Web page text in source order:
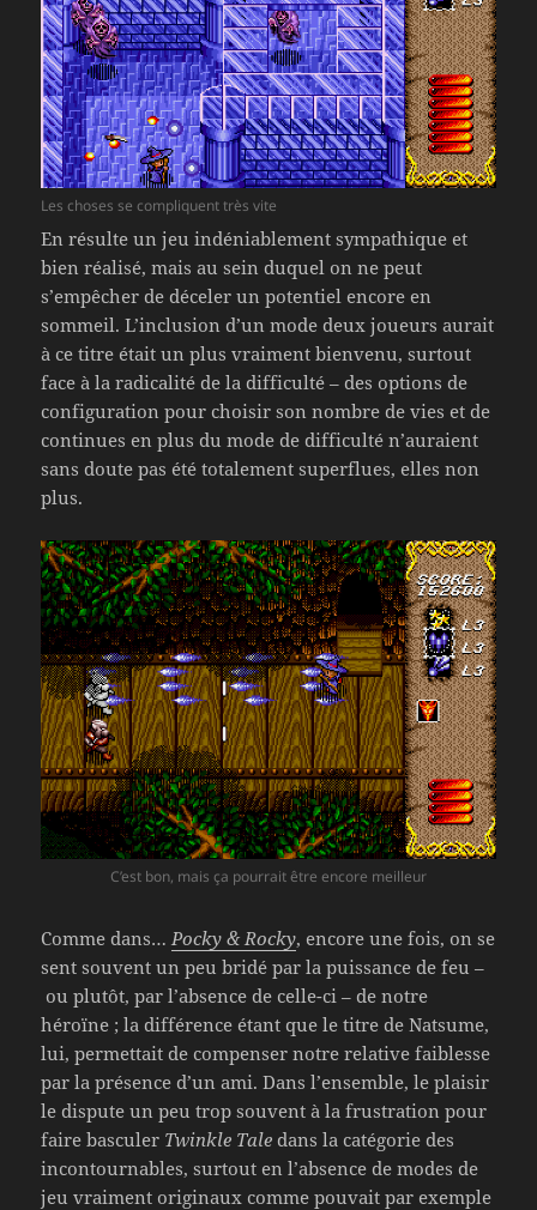
Les choses se compliquent très vite
En résulte un jeu indéniablement sympathique et
bien réalisé, mais au sein duquel on ne peut
s’empêcher de déceler un potentiel encore en
sommeil. L’inclusion d’un mode deux joueurs aurait
à ce titre était un plus vraiment bienvenu, surtout
face à la radicalité de la difficulté – des options de
configuration pour choisir son nombre de vies et de
continues en plus du mode de difficulté n’auraient
sans doute pas été totalement superflues, elles non
plus.
C’est bon, mais ça pourrait être encore meilleur
Comme dans… Pocky & Rocky, encore une fois, on se
sent souvent un peu bridé par la puissance de feu –
ou plutôt, par l’absence de celle-ci – de notre
héroïne ; la différence étant que le titre de Natsume,
lui, permettait de compenser notre relative faiblesse
par la présence d’un ami. Dans l’ensemble, le plaisir
le dispute un peu trop souvent à la frustration pour
faire basculer Twinkle Tale dans la catégorie des
incontournables, surtout en l’absence de modes de
jeu vraiment originaux comme pouvait par exemple